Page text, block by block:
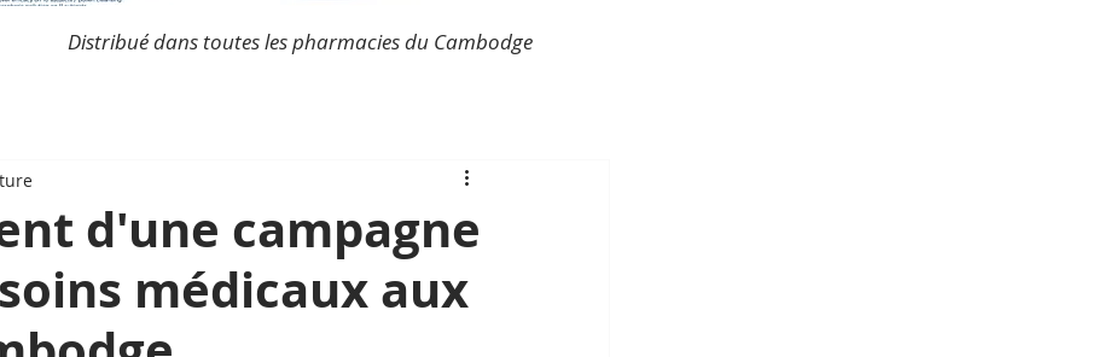
Distribué dans toutes les pharmacies du Cambodge
d'une campagne
médicaux aux